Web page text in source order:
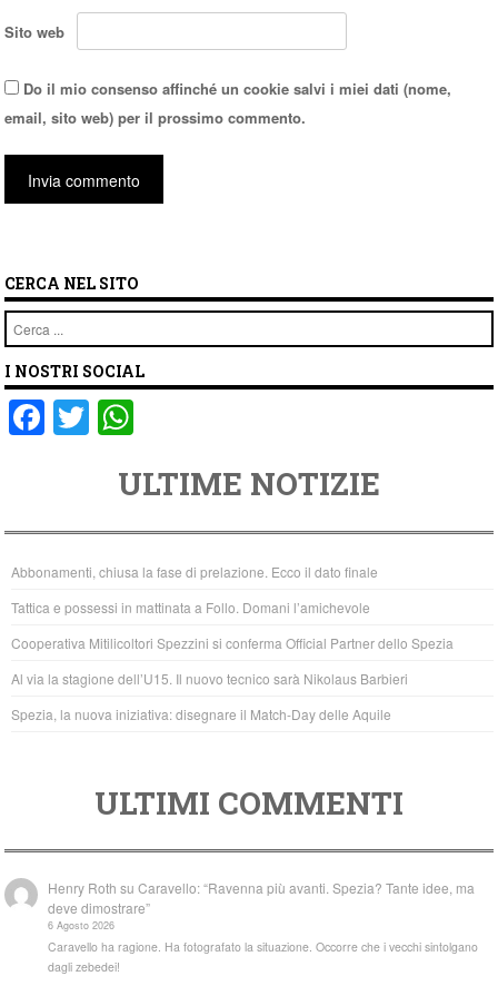
Sito web
Do il mio consenso affinché un cookie salvi i miei dati (nome,
email, sito web) per il prossimo commento.
CERCA NEL SITO
Cerca
I NOSTRI SOCIAL
F
a
e
b
o
o
k
T
wi
er
at
s
A
p
p
ULTIME NOTIZIE
Abbonamenti, chiusa la fase di prelazione. Ecco il dato finale
Tattica e possessi in mattinata a Follo. Domani l’amichevole
Cooperativa Mitilicoltori Spezzini si conferma Official Partner dello Spezia
Al via la stagione dell’U15. Il nuovo tecnico sarà Nikolaus Barbieri
Spezia, la nuova iniziativa: disegnare il Match-Day delle Aquile
ULTIMI COMMENTI
Henry Roth suCaravello: “Ravenna più avanti. Spezia? Tante idee, ma
deve dimostrare”
6 Agosto 2026
Caravello ha ragione. Ha fotografato la situazione. Occorre che i vecchi sintolgano
dagli zebedei!